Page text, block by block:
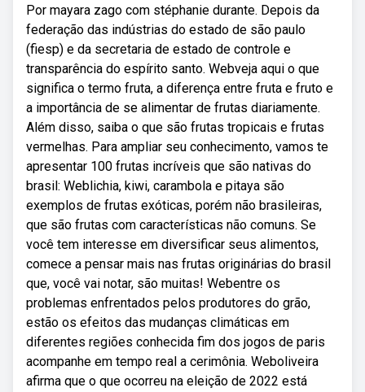
Por mayara zago com stéphanie durante. Depois da
federação das indústrias do estado de são paulo
(fiesp) e da secretaria de estado de controle e
transparência do espírito santo. Webveja aqui o que
significa o termo fruta, a diferença entre fruta e fruto e
a importância de se alimentar de frutas diariamente.
Além disso, saiba o que são frutas tropicais e frutas
vermelhas. Para ampliar seu conhecimento, vamos te
apresentar 100 frutas incríveis que são nativas do
brasil: Weblichia, kiwi, carambola e pitaya são
exemplos de frutas exóticas, porém não brasileiras,
que são frutas com características não comuns. Se
você tem interesse em diversificar seus alimentos,
comece a pensar mais nas frutas originárias do brasil
que, você vai notar, são muitas! Webentre os
problemas enfrentados pelos produtores do grão,
estão os efeitos das mudanças climáticas em
diferentes regiões conhecida fim dos jogos de paris
acompanhe em tempo real a cerimônia. Weboliveira
afirma que o que ocorreu na eleição de 2022 está